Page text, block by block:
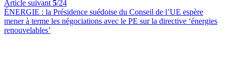
Article suivant 5/24
ÉNERGIE : la Présidence suédoise du Conseil de l’UE espère
mener à terme les négociations avec le PE sur la directive ‘énergies
renouvelables’